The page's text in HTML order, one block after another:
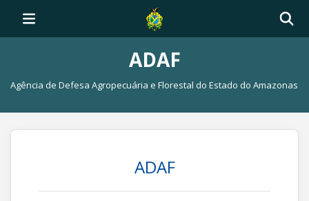
ADAF
Agência de Defesa Agropecuária e Florestal do Estado do Amazonas
ADAF